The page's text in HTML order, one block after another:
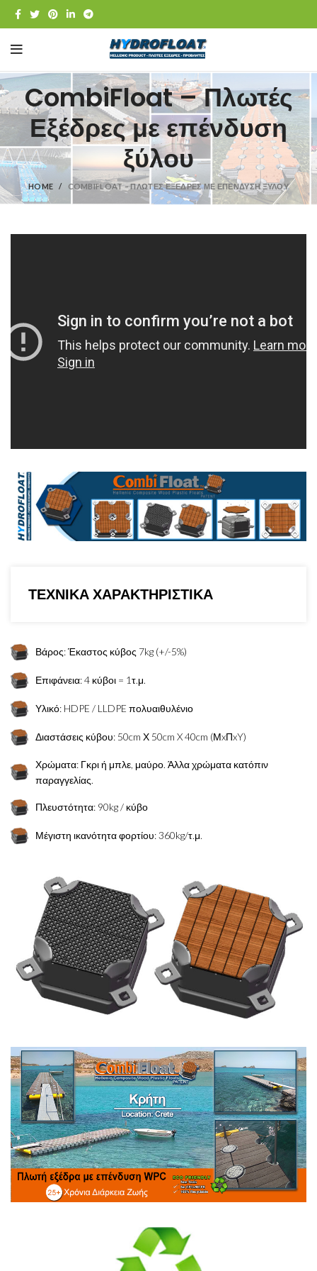
CombiFloat – Πλωτές
Εξέδρες με επένδυση
ξύλου
HOME COMBIFLOAT – ΠΛΩΤΈΣ ΕΞΈΔΡΕΣ ΜΕ ΕΠΈΝΔΥΣΗ ΞΎΛΟΥ
ΤΕΧΝΙΚΑ ΧΑΡΑΚΤΗΡΙΣΤΙΚΑ
Βάρος: Έκαστος κύβος 7kg (+/-5%)
Επιφάνεια: 4 κύβοι = 1τ.μ.
Υλικό: HDPE / LLDPE πολυαιθυλένιο
Διαστάσεις κύβου: 50cm Χ 50cm X 40cm (ΜxΠxY)
Χρώματα: Γκρι ή μπλε, μαύρο. Άλλα χρώματα κατόπιν
παραγγελίας.
Πλευστότητα: 90kg / κύβο
Μέγιστη ικανότητα φορτίου: 360kg/τ.μ.